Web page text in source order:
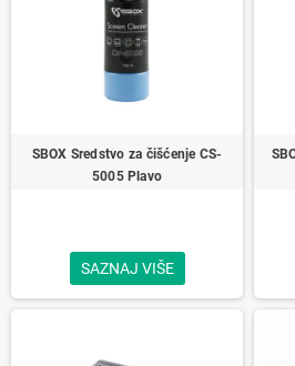
SBOX Sredstvo za čišćenje CS-
5005 Plavo
SAZNAJ VIŠE